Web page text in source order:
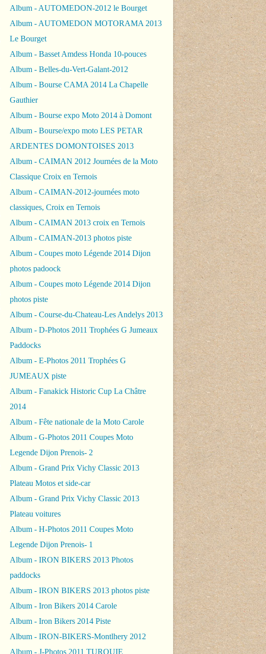
Album - AUTOMEDON-2012 le Bourget
Album - AUTOMEDON MOTORAMA 2013
Le Bourget
Album - Basset Amdess Honda 10-pouces
Album - Belles-du-Vert-Galant-2012
Album - Bourse CAMA 2014 La Chapelle
Gauthier
Album - Bourse expo Moto 2014 à Domont
Album - Bourse/expo moto LES PETAR
ARDENTES DOMONTOISES 2013
Album - CAIMAN 2012 Journées de la Moto
Classique Croix en Ternois
Album - CAIMAN-2012-journées moto
classiques, Croix en Ternois
Album - CAIMAN 2013 croix en Ternois
Album - CAIMAN-2013 photos piste
Album - Coupes moto Légende 2014 Dijon
photos padoock
Album - Coupes moto Légende 2014 Dijon
photos piste
Album - Course-du-Chateau-Les Andelys 2013
Album - D-Photos 2011 Trophées G Jumeaux
Paddocks
Album - E-Photos 2011 Trophées G
JUMEAUX piste
Album - Fanakick Historic Cup La Châtre
2014
Album - Fête nationale de la Moto Carole
Album - G-Photos 2011 Coupes Moto
Legende Dijon Prenois- 2
Album - Grand Prix Vichy Classic 2013
Plateau Motos et side-car
Album - Grand Prix Vichy Classic 2013
Plateau voitures
Album - H-Photos 2011 Coupes Moto
Legende Dijon Prenois- 1
Album - IRON BIKERS 2013 Photos
paddocks
Album - IRON BIKERS 2013 photos piste
Album - Iron Bikers 2014 Carole
Album - Iron Bikers 2014 Piste
Album - IRON-BIKERS-Montlhery 2012
Album - J-Photos 2011 TURQUIE